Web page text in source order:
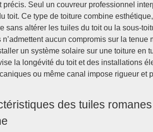
précis. Seul un couvreur professionnel
toit. Ce type de toiture combine
sans altérer les tuiles du toit ou la sous-
aucun compromis sur la tenue
un système solaire sur une toiture en
la longévité du toit et des installations
ou même canal impose rigueur et
des tuiles